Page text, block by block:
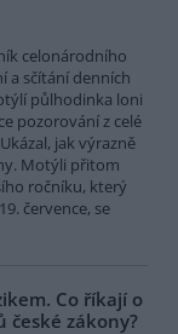
celonárodního
a sčítání denních
půlhodinka loni
pozorování z celé
jak výrazně
Motýli přitom
ročníku, který
července, se
Co říkají o
české zákony?